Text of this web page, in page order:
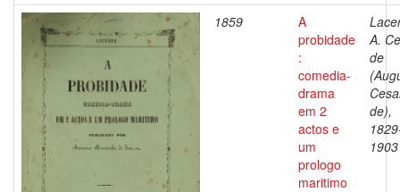
1859
A
probidade
:
comedia-
drama
em 2
actos e
um
prologo
maritimo
A.
de
de),
1903